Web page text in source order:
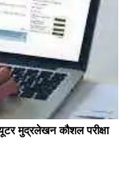
मुद्रलेखन कौशल परीक्षा